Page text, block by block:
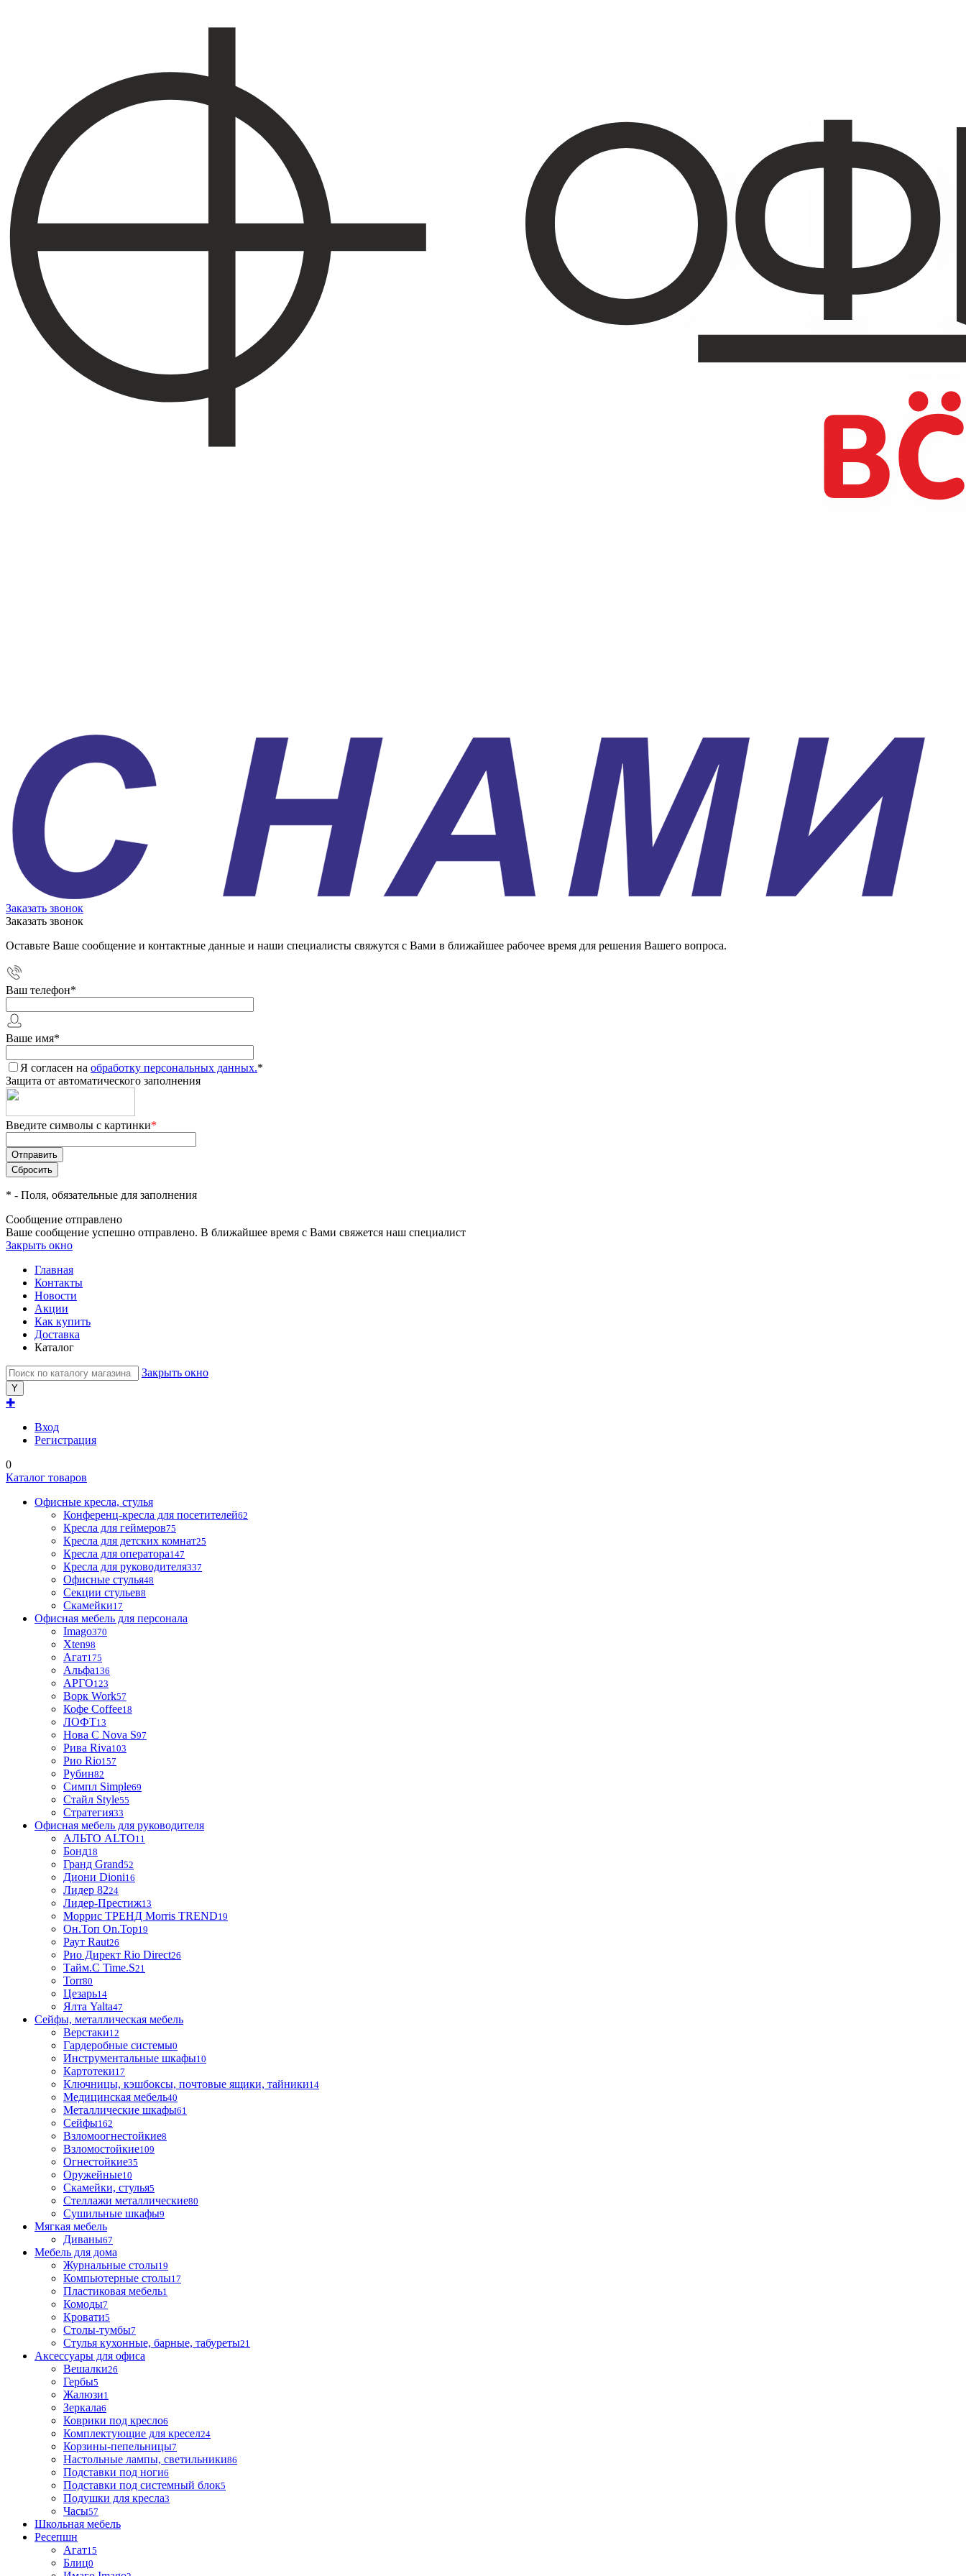
Заказать звонок
Заказать звонок
Оставьте Ваше сообщение и контактные данные и наши специалисты свяжутся с Вами в ближайшее рабочее время для решения Вашего вопроса.
Ваш телефон*
Ваше имя*
Я согласен на обработку персональных данных.*
Защита от автоматического заполнения
Введите символы с картинки*
* - Поля, обязательные для заполнения
Сообщение отправлено
Ваше сообщение успешно отправлено. В ближайшее время с Вами свяжется наш специалист
Закрыть окно
Главная
Контакты
Новости
Акции
Как купить
Доставка
Каталог
Закрыть окно
✚
Вход
Регистрация
0
Каталог товаров
Офисные кресла, стулья
Конференц-кресла для посетителей62
Кресла для геймеров75
Кресла для детских комнат25
Кресла для оператора147
Кресла для руководителя337
Офисные стулья48
Секции стульев8
Скамейки17
Офисная мебель для персонала
Imago370
Xten98
Агат175
Альфа136
АРГО123
Ворк Work57
Кофе Coffee18
ЛОФТ13
Нова С Nova S97
Рива Riva103
Рио Rio157
Рубин82
Симпл Simple69
Стайл Style55
Стратегия33
Офисная мебель для руководителя
АЛЬТО ALTO11
Бонд18
Гранд Grand52
Диони Dioni16
Лидер 8224
Лидер-Престиж13
Моррис ТРЕНД Morris TREND19
Он.Топ On.Top19
Раут Raut26
Рио Директ Rio Direct26
Тайм.С Time.S21
Torr80
Цезарь14
Ялта Yalta47
Сейфы, металлическая мебель
Верстаки12
Гардеробные системы0
Инструментальные шкафы10
Картотеки17
Ключницы, кэшбоксы, почтовые ящики, тайники14
Медицинская мебель40
Металлические шкафы61
Сейфы162
Взломоогнестойкие8
Взломостойкие109
Огнестойкие35
Оружейные10
Скамейки, стулья5
Стеллажи металлические80
Сушильные шкафы9
Мягкая мебель
Диваны67
Мебель для дома
Журнальные столы19
Компьютерные столы17
Пластиковая мебель1
Комоды7
Кровати5
Столы-тумбы7
Стулья кухонные, барные, табуреты21
Аксессуары для офиса
Вешалки26
Гербы5
Жалюзи1
Зеркала6
Коврики под кресло6
Комплектующие для кресел24
Корзины-пепельницы7
Настольные лампы, светильники86
Подставки под ноги6
Подставки под системный блок5
Подушки для кресла3
Часы57
Школьная мебель
Ресепшн
Агат15
Блиц0